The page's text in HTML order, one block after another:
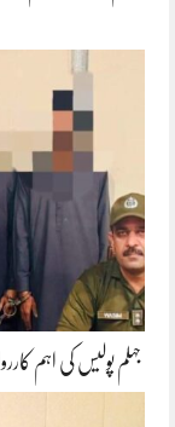
جہلم پولیس کی اہم